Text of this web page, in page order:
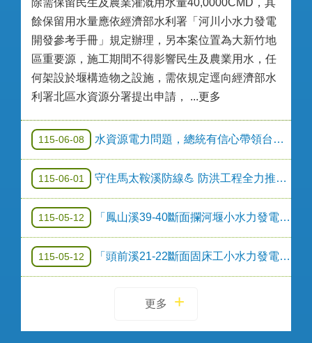
餘保留用水量應依經濟部水利署「河川小水力發電
開發參考手冊」規定辦理，另本案位置為大新竹地
區重要源，施工期間不得影響民生及農業用水，任
何架設於堰構造物之設施，需依規定逕向經濟部水
利署北區水資源分署提出申請， ...更多
115-06-08 水資源電力問題，總統有信心帶領台灣(FB)
115-06-01 守住馬太鞍溪防線💪 防洪工程全力推進！
115-05-12 「鳳山溪39-40斷面攔河堰小水力發電設備建置」公告(第三次)
115-05-12 「頭前溪21-22斷面固床工小水力發電設備建置」公告(第三次)
更多